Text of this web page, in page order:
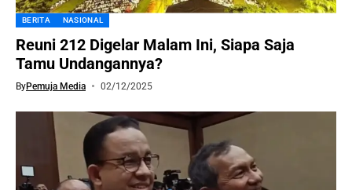
BERITA NASIONAL
Reuni 212 Digelar Malam Ini, Siapa Saja
Tamu Undangannya?
ByPemuja Media 02/12/2025